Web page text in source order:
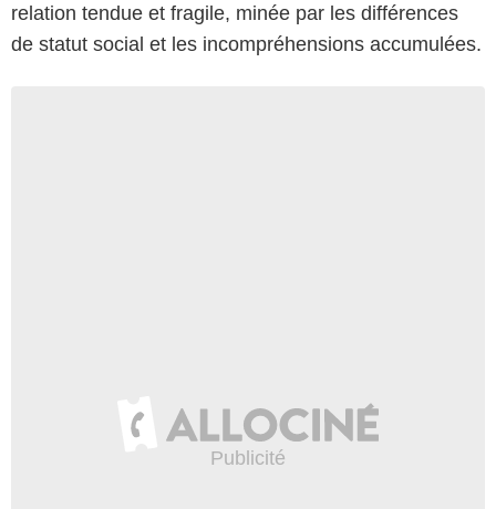
relation tendue et fragile, minée par les différences
de statut social et les incompréhensions accumulées.